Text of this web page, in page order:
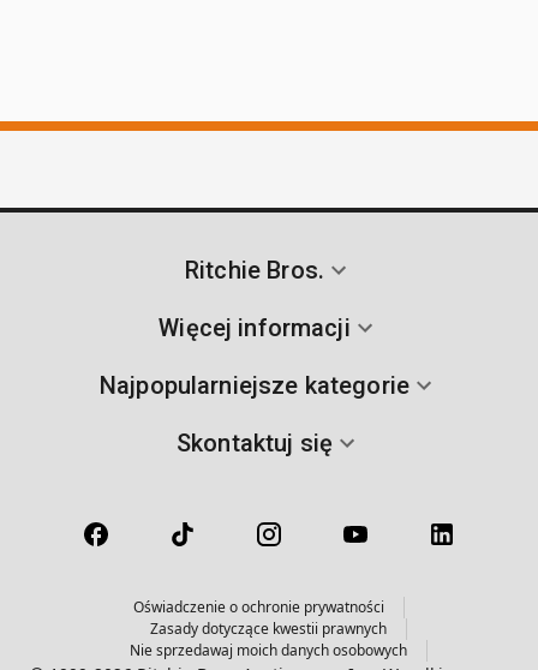
Ritchie Bros.
Więcej informacji
Najpopularniejsze kategorie
Skontaktuj się
Oświadczenie o ochronie prywatności
Zasady dotyczące kwestii prawnych
Nie sprzedawaj moich danych osobowych